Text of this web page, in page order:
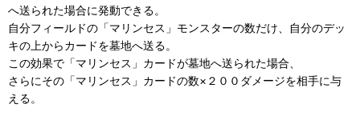
へ送られた場合に発動できる。
自分フィールドの「マリンセス」モンスターの数だけ、自分のデッ
キの上からカードを墓地へ送る。
この効果で「マリンセス」カードが墓地へ送られた場合、
さらにその「マリンセス」カードの数×２００ダメージを相手に与
える。